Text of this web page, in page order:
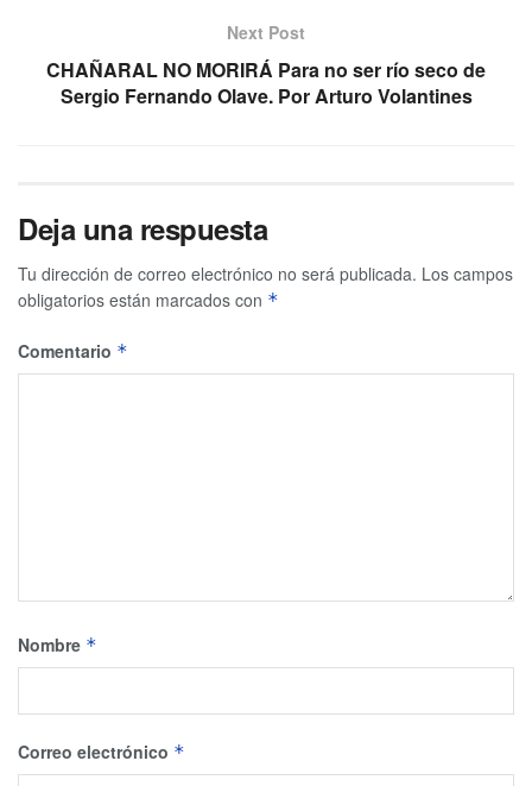
Next Post
CHAÑARAL NO MORIRÁ Para no ser río seco de
Sergio Fernando Olave. Por Arturo Volantines
Deja una respuesta
Tu dirección de correo electrónico no será publicada. Los campos
obligatorios están marcados con *
Comentario *
Nombre *
Correo electrónico *